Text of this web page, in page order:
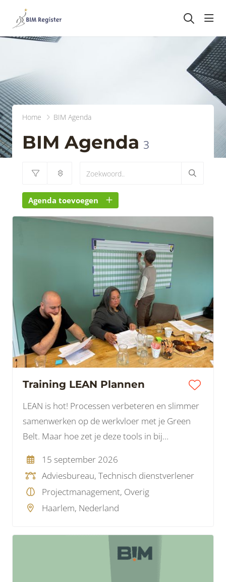
Home BIM Agenda
BIM Agenda 3
Agenda toevoegen
Training LEAN Plannen
LEAN is hot! Processen verbeteren en slimmer
samenwerken op de werkvloer met je Green
Belt. Maar hoe zet je deze tools in bij
een andere dynamiek tussen diverse partijen.
Hoe pak je dat aan?
15 september 2026
Adviesbureau, Technisch dienstverlener
Projectmanagement, Overig
Haarlem, Nederland